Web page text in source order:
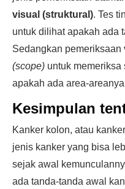
visual (struktural). Tes
untuk dilihat apakah ada
Sedangkan
(scope) untuk
apakah ada area-
Kesimpulan
Kanker kolon, atau
jenis kanker yang bisa
sejak awal
ada tanda-tanda awal